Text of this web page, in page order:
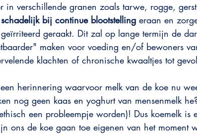
in verschillende granen zoals tarwe, rogge,
bij continue blootstelling eraan en
geraakt. Dit zal op lange termijn de
maken voor voeding en/of bewoners
klachten of chronische kwaaltjes tot
herinnering waarvoor melk van de koe nu
nog geen kaas en yoghurt van mensenmelk
een probleempje worden)! Dus koemelk is
ons de koe gaan toe eigenen van het moment